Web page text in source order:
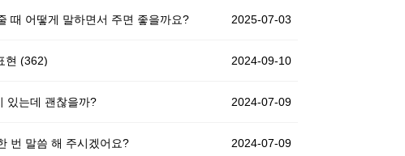
때 어떻게 말하면서 주면 좋을까요? 2025-07-03
현 (362) 2024-09-10
있는데 괜찮을까? 2024-07-09
번 말씀 해 주시겠어요? 2024-07-09